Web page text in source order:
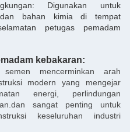
Digunakan untuk
bahan kimia di tempat
petugas pemadam
kebakaran:
mencerminkan arah
modern yang mengejar
energi, perlindungan
sangat penting untuk
keseluruhan industri